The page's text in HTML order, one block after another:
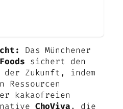
Das Münchener
sichert den
der Zukunft, indem
Ressourcen
kakaofreien
ChoViva, die